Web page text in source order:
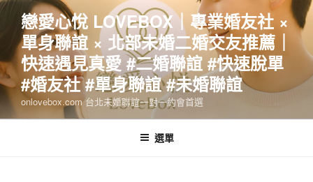
跳
主
要
內
容
戀愛心悅 LOVEBOX｜專業婚友社 ×
單身聯誼 × 北部未婚二婚交友推薦｜
快速遇見真愛 #二婚聯誼 #快速脫單
#婚友社 #單身聯誼 #未婚聯誼
onlovebox.com 台北未婚聯誼一對一約會首選
選單